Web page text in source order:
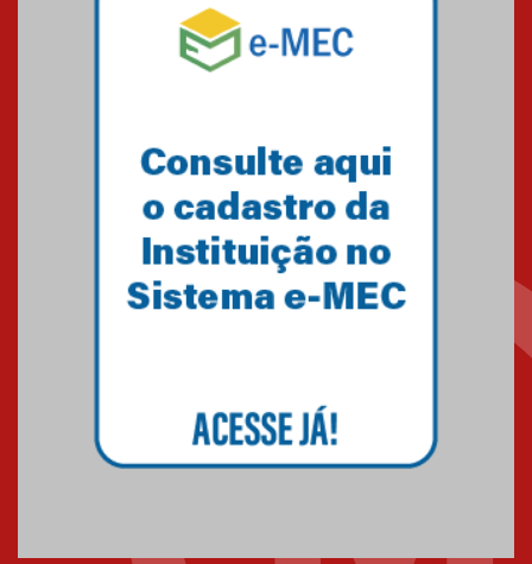
Mackenzie mobiliza campanha
solidária para apoiar famílias em
Minas Gerais
Primeiro culto do ano ressalta o
27.02.2026